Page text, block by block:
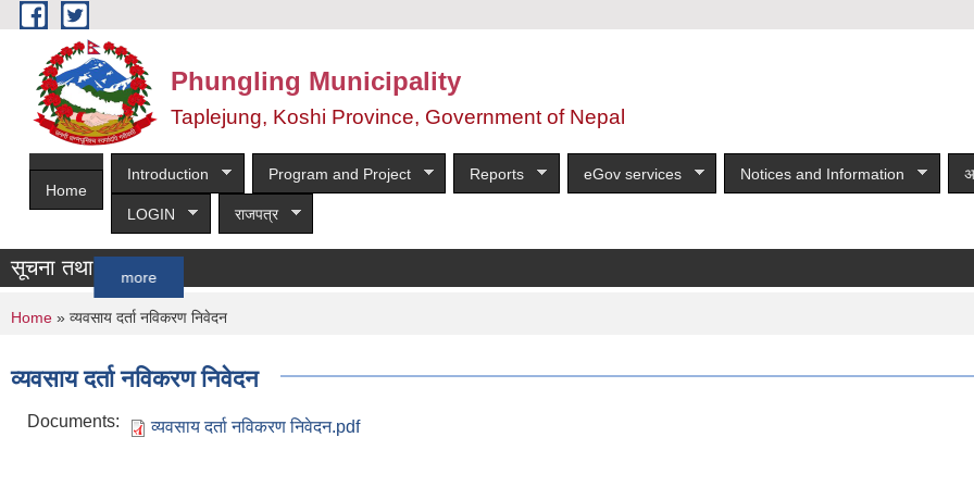
Skip to main content
Phungling Municipality
Taplejung, Koshi Province, Government of Nepal
Home
Introduction Program and Project Reports eGov services Notices and Information
LOGIN राजपत्र
सूचना तथा समाचार
more
You are here
Home » व्यवसाय दर्ता नविकरण निवेदन
व्यवसाय दर्ता नविकरण निवेदन
Documents: व्यवसाय दर्ता नविकरण निवेदन.pdf